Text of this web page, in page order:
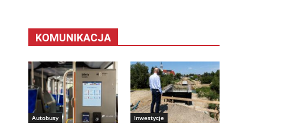
KOMUNIKACJA
Autobusy Inwestycje